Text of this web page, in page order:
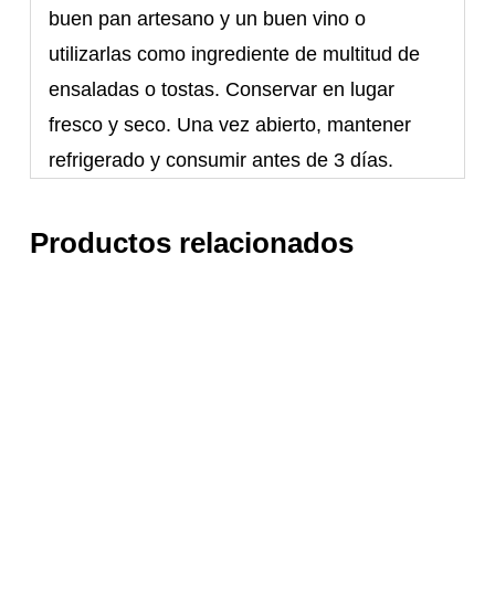
buen pan artesano y un buen vino o
utilizarlas como ingrediente de multitud de
ensaladas o tostas. Conservar en lugar
fresco y seco. Una vez abierto, mantener
refrigerado y consumir antes de 3 días.
Productos relacionados